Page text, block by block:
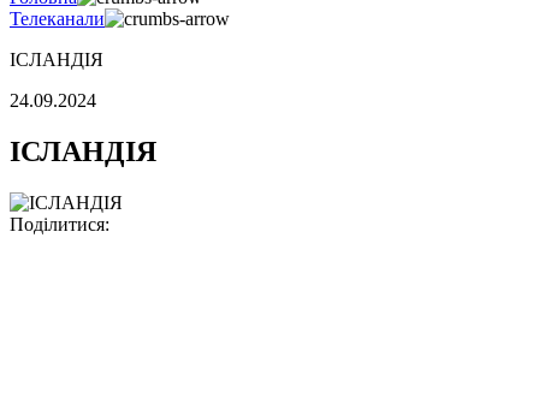
Телеканали
ІСЛАНДІЯ
24.09.2024
ІСЛАНДІЯ
Поділитися: